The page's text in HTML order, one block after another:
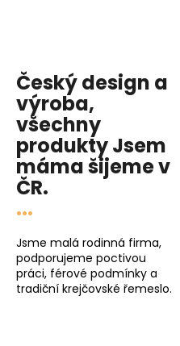
Český design a
výroba,
všechny
produktyJsem
mámašijeme v
ČR.
...
Jsme malá rodinná firma,
podporujeme poctivou
práci, férové podmínky a
tradiční krejčovské řemeslo.